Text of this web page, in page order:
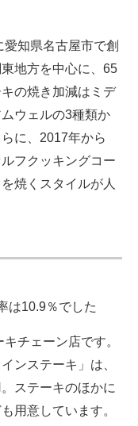
知県名古屋市で創
地方を中心に、65
の焼き加減はミデ
ウェルの3種類か
に、2017年から
フクッキングコー
焼くスタイルが人
は10.9％でした
チェーン店です。
ンステーキ」は、
ステーキのほかに
用意しています。